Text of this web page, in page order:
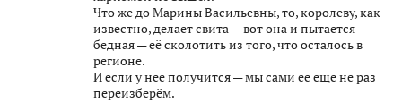
Что же до Марины Васильевны, то, королеву, как
известно, делает свита — вот она и пытается —
бедная — её сколотить из того, что осталось в
регионе.
И если у неё получится — мы сами её ещё не раз
переизберём.